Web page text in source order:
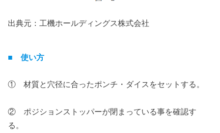
出典元：工機ホールディングス株式会社
■ 使い方
① 材質と穴径に合ったポンチ・ダイスをセットする。
② ポジションストッパーが閉まっている事を確認す
る。